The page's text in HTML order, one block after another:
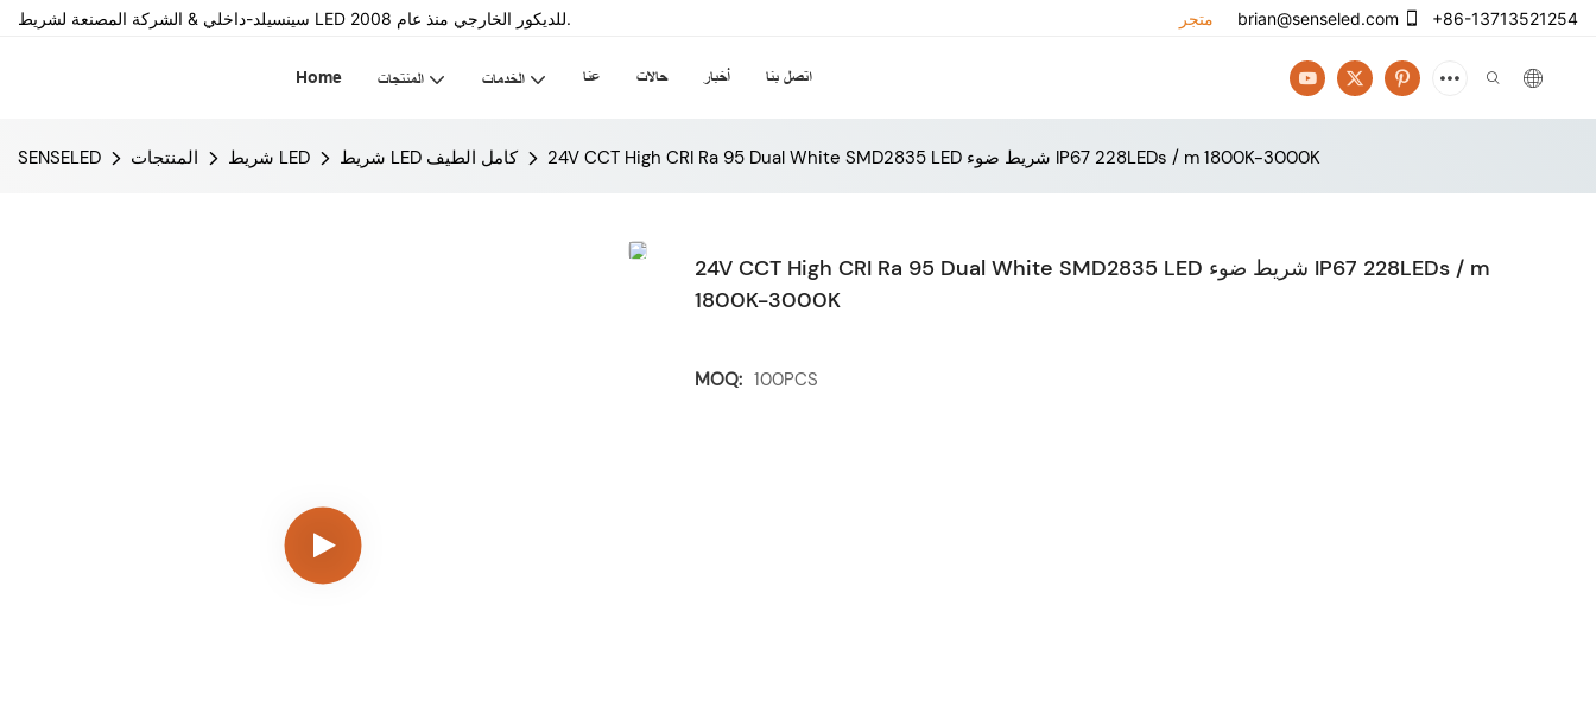
سينسيلد-داخلي & الشركة المصنعة لشريط LED للديكور الخارجي منذ عام 2008. brian@senseled.com +86-13713521254
Home المنتجات الخدمات عنا حالات أخبار اتصل بنا
SENSELED المنتجات شريط LED شريط LED كامل الطيف 24V CCT High CRI Ra 95 Dual White SMD2835 LED شريط ضوء IP67 228LEDs / m 1800K-3000K
24V CCT High CRI Ra 95 Dual White SMD2835 LED شريط ضوء IP67 228LEDs / m
1800K-3000K
MOQ: 100PCS